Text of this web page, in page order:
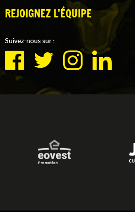
REJOIGNEZ L'ÉQUIPE
Suivez-nous sur :